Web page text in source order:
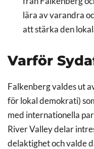
lära av varandra
att stärka den
Varför
Falkenberg valdes ut
för lokal demokrati)
med internationella
River Valley delar
delaktighet och valde